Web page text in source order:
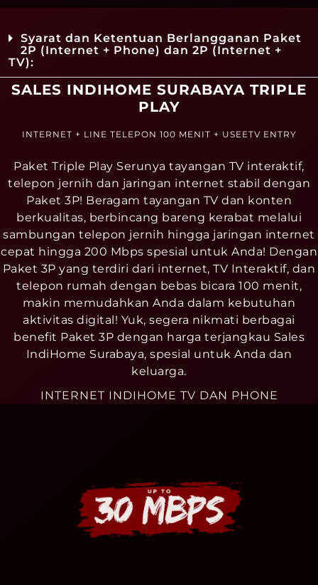
Syarat dan Ketentuan Berlangganan Paket
2P (Internet + Phone) dan 2P (Internet +
TV):
SALES INDIHOME SURABAYA TRIPLE
PLAY
INTERNET + LINE TELEPON 100 MENIT + USEETV ENTRY
Paket Triple Play Serunya tayangan TV interaktif,
telepon jernih dan jaringan internet stabil dengan
Paket 3P! Beragam tayangan TV dan konten
berkualitas, berbincang bareng kerabat melalui
sambungan telepon jernih hingga jaringan internet
cepat hingga 200 Mbps spesial untuk Anda! Dengan
Paket 3P yang terdiri dari internet, TV Interaktif, dan
telepon rumah dengan bebas bicara 100 menit,
makin memudahkan Anda dalam kebutuhan
aktivitas digital! Yuk, segera nikmati berbagai
benefit Paket 3P dengan harga terjangkau Sales
IndiHome Surabaya, spesial untuk Anda dan
keluarga.
INTERNET INDIHOME TV DAN PHONE